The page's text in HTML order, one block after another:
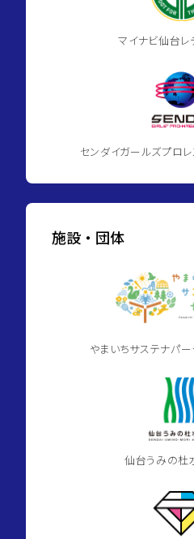
マイナビ仙台レ
センダイガールズプロレ
施設・団体
やまいちサステナパ
仙台うみの杜